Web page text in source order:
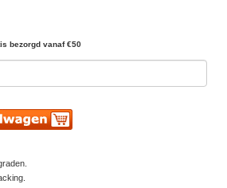
bezorgd vanaf €50